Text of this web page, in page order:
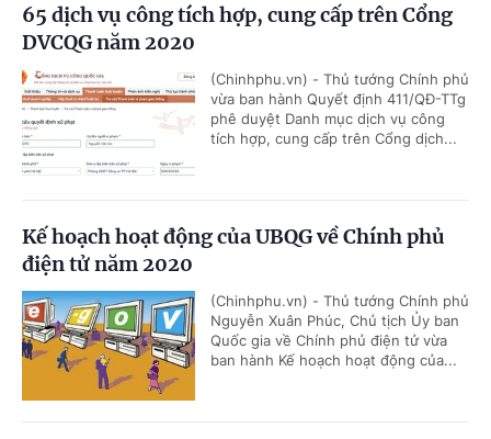
65 dịch vụ công tích hợp, cung cấp trên Cổng
DVCQG năm 2020
(Chinhphu.vn) - Thủ tướng Chính phủ
vừa ban hành Quyết định 411/QĐ-TTg
phê duyệt Danh mục dịch vụ công
tích hợp, cung cấp trên Cổng dịch...
Kế hoạch hoạt động của UBQG về Chính phủ
điện tử năm 2020
(Chinhphu.vn) - Thủ tướng Chính phủ
Nguyễn Xuân Phúc, Chủ tịch Ủy ban
Quốc gia về Chính phủ điện tử vừa
ban hành Kế hoạch hoạt động của...